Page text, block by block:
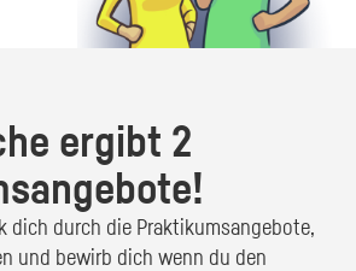
ergibt 2
dich durch die Praktikumsangebote,
und bewirb dich wenn du den